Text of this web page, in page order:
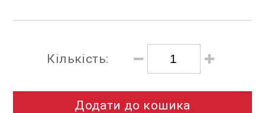
Кількість:
Додати до кошика